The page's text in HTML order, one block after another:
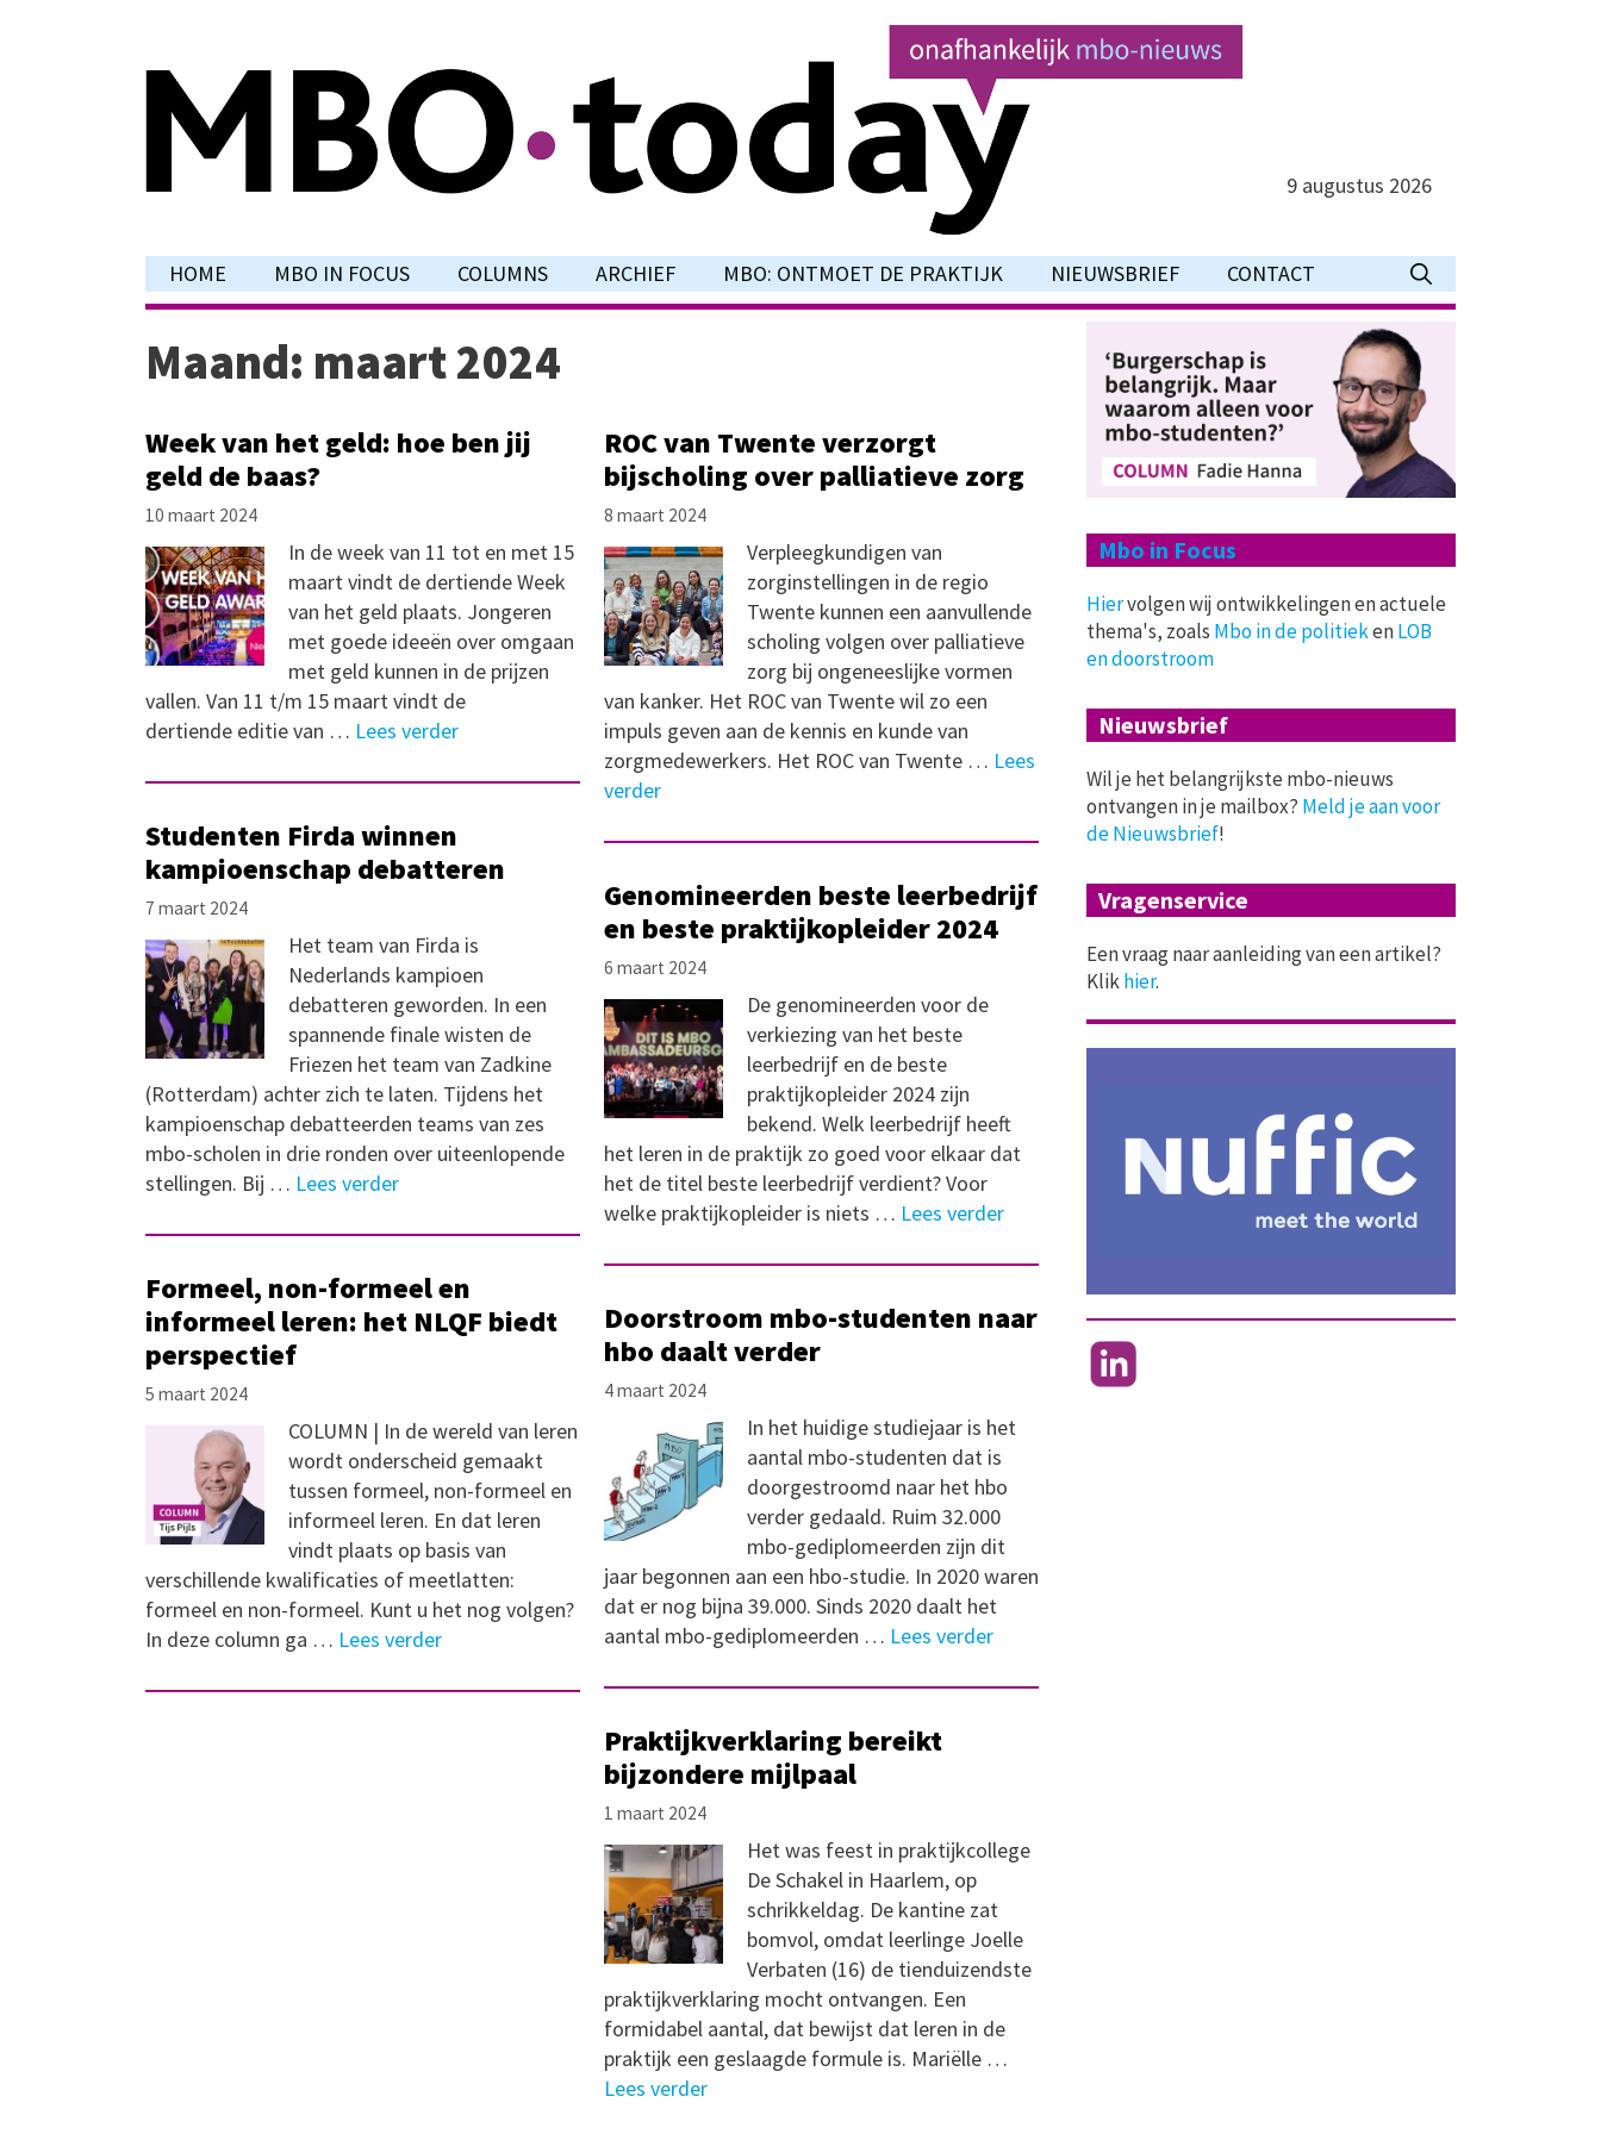
9 augustus 2026
HOME MBO IN FOCUS COLUMNS ARCHIEF MBO: ONTMOET DE PRAKTIJK NIEUWSBRIEF CONTACT
Maand: maart 2024
Week van het geld: hoe ben jij
geld de baas?
10 maart 2024
In de week van 11 tot en met 15
maart vindt de dertiende Week
van het geld plaats. Jongeren
met goede ideeën over omgaan
met geld kunnen in de prijzen
vallen. Van 11 t/m 15 maart vindt de
dertiende editie van … Lees verder
ROC van Twente verzorgt
bijscholing over palliatieve zorg
8 maart 2024
Verpleegkundigen van
zorginstellingen in de regio
Twente kunnen een aanvullende
scholing volgen over palliatieve
zorg bij ongeneeslijke vormen
van kanker. Het ROC van Twente wil zo een
impuls geven aan de kennis en kunde van
zorgmedewerkers. Het ROC van Twente … Lees
verder
Studenten Firda winnen
kampioenschap debatteren
7 maart 2024
Het team van Firda is
Nederlands kampioen
debatteren geworden. In een
spannende finale wisten de
Friezen het team van Zadkine
(Rotterdam) achter zich te laten. Tijdens het
kampioenschap debatteerden teams van zes
mbo-scholen in drie ronden over uiteenlopende
stellingen. Bij … Lees verder
Genomineerden beste leerbedrijf
en beste praktijkopleider 2024
6 maart 2024
De genomineerden voor de
verkiezing van het beste
leerbedrijf en de beste
praktijkopleider 2024 zijn
bekend. Welk leerbedrijf heeft
het leren in de praktijk zo goed voor elkaar dat
het de titel beste leerbedrijf verdient? Voor
welke praktijkopleider is niets … Lees verder
Formeel, non-formeel en
informeel leren: het NLQF biedt
perspectief
5 maart 2024
COLUMN | In de wereld van leren
wordt onderscheid gemaakt
tussen formeel, non-formeel en
informeel leren. En dat leren
vindt plaats op basis van
verschillende kwalificaties of meetlatten:
formeel en non-formeel. Kunt u het nog volgen?
In deze column ga … Lees verder
Doorstroom mbo-studenten naar
hbo daalt verder
4 maart 2024
In het huidige studiejaar is het
aantal mbo-studenten dat is
doorgestroomd naar het hbo
verder gedaald. Ruim 32.000
mbo-gediplomeerden zijn dit
jaar begonnen aan een hbo-studie. In 2020 waren
dat er nog bijna 39.000. Sinds 2020 daalt het
aantal mbo-gediplomeerden … Lees verder
Praktijkverklaring bereikt
bijzondere mijlpaal
1 maart 2024
Het was feest in praktijkcollege
De Schakel in Haarlem, op
schrikkeldag. De kantine zat
bomvol, omdat leerlinge Joelle
Verbaten (16) de tienduizendste
praktijkverklaring mocht ontvangen. Een
formidabel aantal, dat bewijst dat leren in de
praktijk een geslaagde formule is. Mariëlle …
Lees verder
Mbo in Focus
Hiervolgen wij ontwikkelingen en actuele
thema's, zoals Mbo in de politiekenLOB
en doorstroom
Nieuwsbrief
Wil je het belangrijkste mbo-nieuws
ontvangen in je mailbox? Meld je aan voor
de Nieuwsbrief!
Vragenservice
Een vraag naar aanleiding van een artikel?
Klikhier.